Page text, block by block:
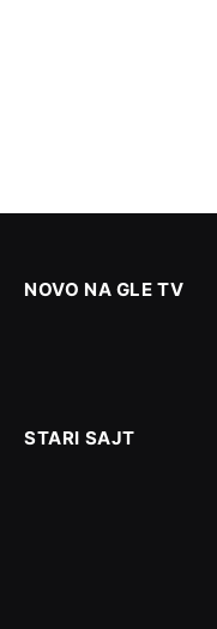
NOVO NA GLE TV
STARI SAJT